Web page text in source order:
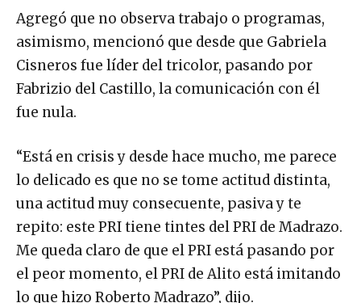
Agregó que no observa trabajo o programas,
asimismo, mencionó que desde que Gabriela
Cisneros fue líder del tricolor, pasando por
Fabrizio del Castillo, la comunicación con él
fue nula.
“Está en crisis y desde hace mucho, me parece
lo delicado es que no se tome actitud distinta,
una actitud muy consecuente, pasiva y te
repito: este PRI tiene tintes del PRI de Madrazo.
Me queda claro de que el PRI está pasando por
el peor momento, el PRI de Alito está imitando
lo que hizo Roberto Madrazo”, dijo.